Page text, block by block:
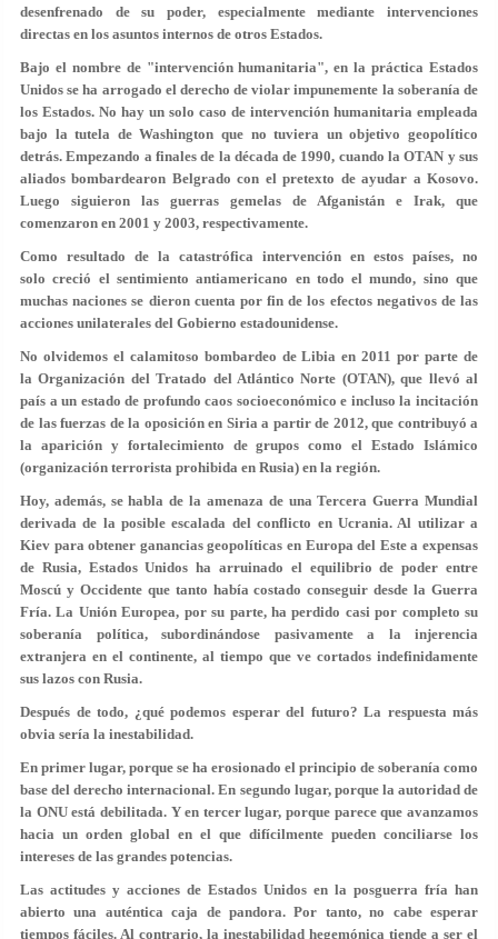
desenfrenado de su poder, especialmente mediante intervenciones
directas en los asuntos internos de otros Estados.
Bajo el nombre de "intervención humanitaria", en la práctica Estados
Unidos se ha arrogado el derecho de violar impunemente la soberanía de
los Estados. No hay un solo caso de intervención humanitaria empleada
bajo la tutela de Washington que no tuviera un objetivo geopolítico
detrás. Empezando a finales de la década de 1990, cuando la OTAN y sus
aliados bombardearon Belgrado con el pretexto de ayudar a Kosovo.
Luego siguieron las guerras gemelas de Afganistán e Irak, que
comenzaron en 2001 y 2003, respectivamente.
Como resultado de la catastrófica intervención en estos países, no
solo creció el sentimiento antiamericano en todo el mundo, sino que
muchas naciones se dieron cuenta por fin de los efectos negativos de las
acciones unilaterales del Gobierno estadounidense.
No olvidemos el calamitoso bombardeo de Libia en 2011 por parte de
la Organización del Tratado del Atlántico Norte (OTAN), que llevó al
país a un estado de profundo caos socioeconómico e incluso la incitación
de las fuerzas de la oposición en Siria a partir de 2012, que contribuyó a
la aparición y fortalecimiento de grupos como el Estado Islámico
(organización terrorista prohibida en Rusia) en la región.
Hoy, además, se habla de la amenaza de una Tercera Guerra Mundial
derivada de la posible escalada del conflicto en Ucrania. Al utilizar a
Kiev para obtener ganancias geopolíticas en Europa del Este a expensas
de Rusia, Estados Unidos ha arruinado el equilibrio de poder entre
Moscú y Occidente que tanto había costado conseguir desde la Guerra
Fría. La Unión Europea, por su parte, ha perdido casi por completo su
soberanía política, subordinándose pasivamente a la injerencia
extranjera en el continente, al tiempo que ve cortados indefinidamente
sus lazos con Rusia.
Después de todo, ¿qué podemos esperar del futuro? La respuesta más
obvia sería la inestabilidad.
En primer lugar, porque se ha erosionado el principio de soberanía como
base del derecho internacional. En segundo lugar, porque la autoridad de
la ONU está debilitada. Y en tercer lugar, porque parece que avanzamos
hacia un orden global en el que difícilmente pueden conciliarse los
intereses de las grandes potencias.
Las actitudes y acciones de Estados Unidos en la posguerra fría han
abierto una auténtica caja de pandora. Por tanto, no cabe esperar
tiempos fáciles. Al contrario, la inestabilidad hegemónica tiende a ser el